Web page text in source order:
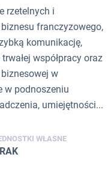
rzetelnych i
franczyzowego,
komunikację,
współpracy oraz
w
w podnoszeniu
umiejętności...
WŁASNE